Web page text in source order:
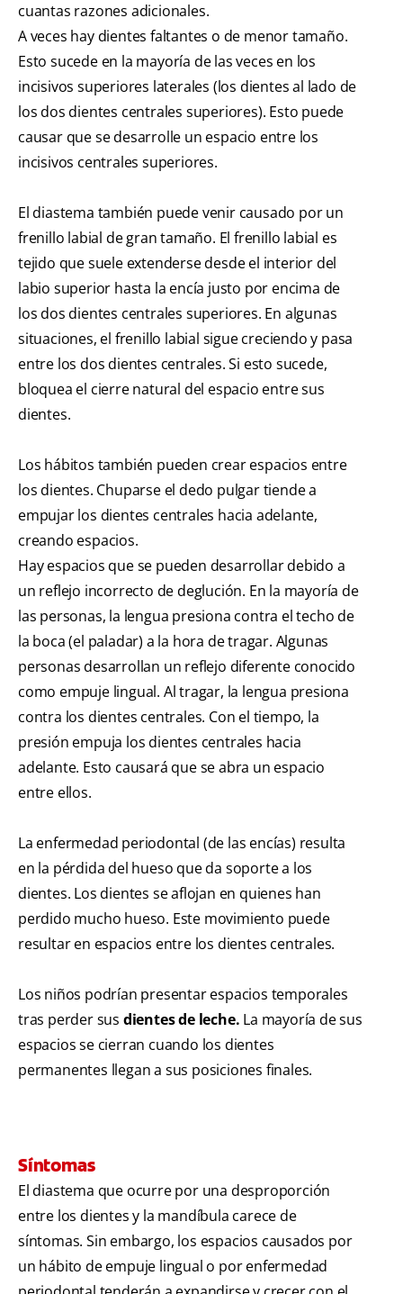
cuantas razones adicionales.
A veces hay dientes faltantes o de menor tamaño.
Esto sucede en la mayoría de las veces en los
incisivos superiores laterales (los dientes al lado de
los dos dientes centrales superiores). Esto puede
causar que se desarrolle un espacio entre los
incisivos centrales superiores.
El diastema también puede venir causado por un
frenillo labial de gran tamaño. El frenillo labial es
tejido que suele extenderse desde el interior del
labio superior hasta la encía justo por encima de
los dos dientes centrales superiores. En algunas
situaciones, el frenillo labial sigue creciendo y pasa
entre los dos dientes centrales. Si esto sucede,
bloquea el cierre natural del espacio entre sus
dientes.
Los hábitos también pueden crear espacios entre
los dientes. Chuparse el dedo pulgar tiende a
empujar los dientes centrales hacia adelante,
creando espacios.
Hay espacios que se pueden desarrollar debido a
un reflejo incorrecto de deglución. En la mayoría de
las personas, la lengua presiona contra el techo de
la boca (el paladar) a la hora de tragar. Algunas
personas desarrollan un reflejo diferente conocido
como empuje lingual. Al tragar, la lengua presiona
contra los dientes centrales. Con el tiempo, la
presión empuja los dientes centrales hacia
adelante. Esto causará que se abra un espacio
entre ellos.
La enfermedad periodontal (de las encías) resulta
en la pérdida del hueso que da soporte a los
dientes. Los dientes se aflojan en quienes han
perdido mucho hueso. Este movimiento puede
resultar en espacios entre los dientes centrales.
Los niños podrían presentar espacios temporales
tras perder sus dientes de leche. La mayoría de sus
espacios se cierran cuando los dientes
permanentes llegan a sus posiciones finales.
Síntomas
El diastema que ocurre por una desproporción
entre los dientes y la mandíbula carece de
síntomas. Sin embargo, los espacios causados por
un hábito de empuje lingual o por enfermedad